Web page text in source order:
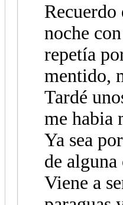
noche
repetía
mentido,
Tardé
me habia
Ya sea
de
Viene a